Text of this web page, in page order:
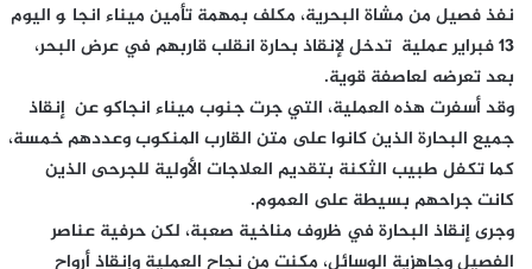
نفذ فصيل من مشاة البحرية، مكلف بمهمة تأمين ميناء انجاگو اليوم
13 فبراير عملية تدخل لإنقاذ بحارة انقلب قاربهم في عرض البحر،
بعد تعرضه لعاصفة قوية.
وقد أسفرت هذه العملية، التي جرت جنوب ميناء انجاكو عن إنقاذ
جميع البحارة الذين كانوا على متن القارب المنكوب وعددهم خمسة،
كما تكفل طبيب الثكنة بتقديم العلاجات الأولية للجرحى الذين
كانت جراحهم بسيطة على العموم.
وجرى إنقاذ البحارة في ظروف مناخية صعبة، لكن حرفية عناصر
الفصيل وجاهزية الوسائل، مكنت من نجاح العملية وإنقاذ أرواح